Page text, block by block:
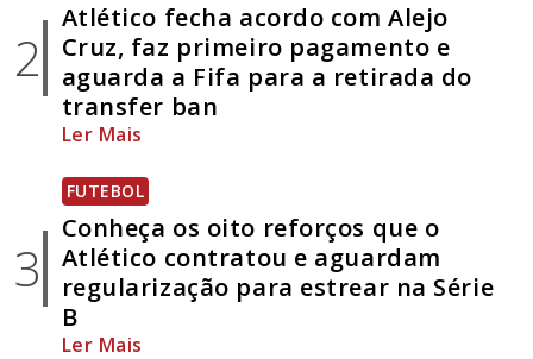
2
Atlético fecha acordo com Alejo
Cruz, faz primeiro pagamento e
aguarda a Fifa para a retirada do
transfer ban
Ler Mais
3
FUTEBOL
Conheça os oito reforços que o
Atlético contratou e aguardam
regularização para estrear na Série
B
Ler Mais